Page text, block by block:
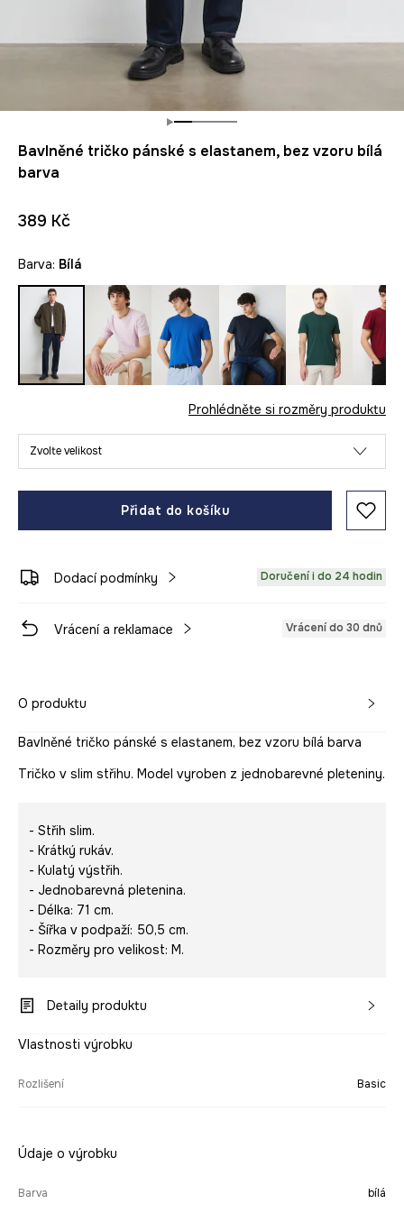
Bavlněné tričko pánské s elastanem, bez vzoru bílá
barva
389 Kč
Barva: bílá
Prohlédněte si rozměry produktu
Zvolte velikost
Přidat do košíku
Dodací podmínky Doručení i do 24 hodin
Vrácení a reklamace Vrácení do 30 dnů
O produktu
Bavlněné tričko pánské s elastanem, bez vzoru bílá barva
Tričko v slim střihu. Model vyroben z jednobarevné pleteniny.
- Střih slim.
- Krátký rukáv.
- Kulatý výstřih.
- Jednobarevná pletenina.
- Délka: 71 cm.
- Šířka v podpaží: 50,5 cm.
- Rozměry pro velikost: M.
Detaily produktu
Vlastnosti výrobku
Rozlišení Basic
Údaje o výrobku
Barva bílá